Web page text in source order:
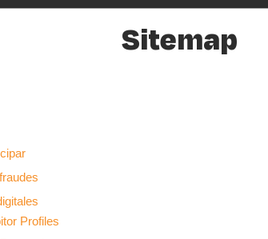
Cuídate de fraudesSitemap
Profiles